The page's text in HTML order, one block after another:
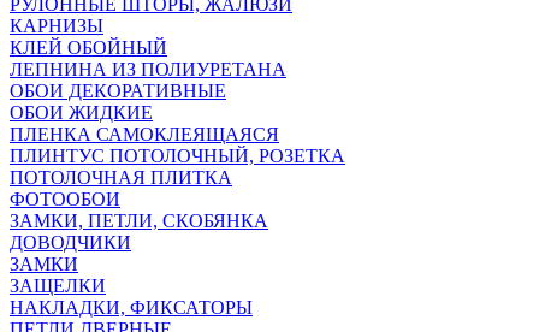
РУЛОННЫЕ ШТОРЫ, ЖАЛЮЗИ
КАРНИЗЫ
КЛЕЙ ОБОЙНЫЙ
ЛЕПНИНА ИЗ ПОЛИУРЕТАНА
ОБОИ ДЕКОРАТИВНЫЕ
ОБОИ ЖИДКИЕ
ПЛЕНКА САМОКЛЕЯЩАЯСЯ
ПЛИНТУС ПОТОЛОЧНЫЙ, РОЗЕТКА
ПОТОЛОЧНАЯ ПЛИТКА
ФОТООБОИ
ЗАМКИ, ПЕТЛИ, СКОБЯНКА
ДОВОДЧИКИ
ЗАМКИ
ЗАЩЕЛКИ
НАКЛАДКИ, ФИКСАТОРЫ